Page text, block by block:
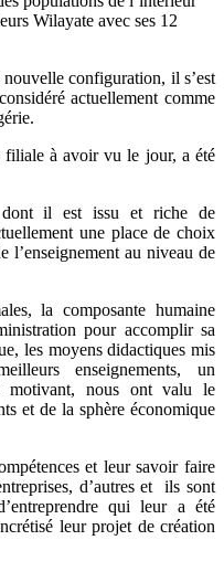
Wilayate avec ses 12
configuration, il s’est
actuellement comme
à avoir vu le jour, a été
dont il est issu et riche de
une place de choix
au niveau de
la composante humaine
pour accomplir sa
les moyens didactiques mis
enseignements, un
motivant, nous ont valu le
et de la sphère économique
et leur savoir faire
d’autres et ils sont
qui leur a été
leur projet de création